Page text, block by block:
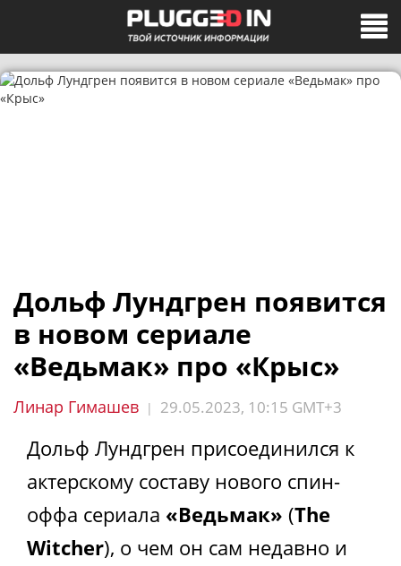
Дольф Лундгрен появится
в новом сериале
«Ведьмак» про «Крыс»
Линар Гимашев | 29.05.2023, 10:15 GMT+3
Дольф Лундгрен присоединился к
актерскому составу нового спин-
оффа сериала «Ведьмак» (The
Witcher), о чем он сам недавно и